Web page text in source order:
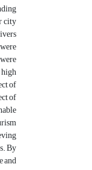
city
of
of
By
and